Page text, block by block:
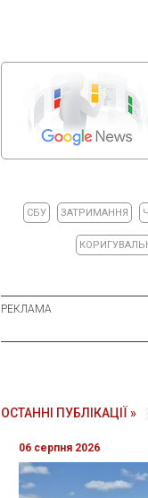
СБУ ЗАТРИМАННЯ
ОСТАННІ ПУБЛІКАЦІЇ »
06 серпня 2026